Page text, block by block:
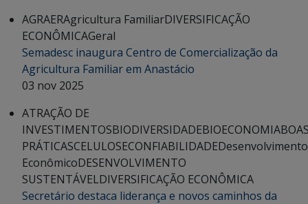
AGRAERAgricultura FamiliarDIVERSIFICAÇÃO
ECONÔMICAGeral
Semadesc inaugura Centro de Comercialização da
Agricultura Familiar em Anastácio
03 nov 2025
ATRAÇÃO DE
INVESTIMENTOSBIODIVERSIDADEBIOECONOMIA
PRÁTICASCELULOSECONFIABILIDADEDesenvolvimento
EconômicoDESENVOLVIMENTO
SUSTENTÁVELDIVERSIFICAÇÃO ECONÔMICA
Secretário destaca liderança e novos caminhos da